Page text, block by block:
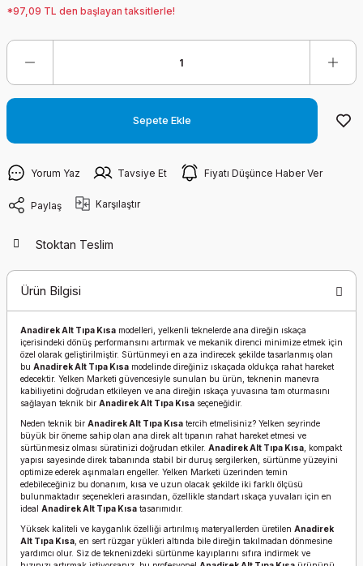
*97,09 TL den başlayan taksitlerle!
Sepete Ekle
Yorum Yaz Tavsiye Et Fiyatı Düşünce Haber Ver
Paylaş Karşılaştır
Stoktan Teslim
Ürün Bilgisi
Anadirek Alt Tıpa Kısa modelleri, yelkenli teknelerde ana direğin ıskaça
içerisindeki dönüş performansını artırmak ve mekanik direnci minimize etmek için
özel olarak geliştirilmiştir. Sürtünmeyi en aza indirecek şekilde tasarlanmış olan
bu Anadirek Alt Tıpa Kısa modelinde direğiniz ıskaçada oldukça rahat hareket
edecektir. Yelken Marketi güvencesiyle sunulan bu ürün, teknenin manevra
kabiliyetini doğrudan etkileyen ve ana direğin ıskaça yuvasına tam oturmasını
sağlayan teknik bir Anadirek Alt Tıpa Kısa seçeneğidir.
Neden teknik bir Anadirek Alt Tıpa Kısa tercih etmelisiniz? Yelken seyrinde
büyük bir öneme sahip olan ana direk alt tıpanın rahat hareket etmesi ve
sürtünmesiz olması süratinizi doğrudan etkiler. Anadirek Alt Tıpa Kısa , kompakt
yapısı sayesinde direk tabanında stabil bir duruş sergilerken, sürtünme yüzeyini
optimize ederek aşınmaları engeller. Yelken Marketi üzerinden temin
edebileceğiniz bu donanım, kısa ve uzun olacak şekilde iki farklı ölçüsü
bulunmaktadır seçenekleri arasından, özellikle standart ıskaça yuvaları için en
ideal Anadirek Alt Tıpa Kısa tasarımıdır.
Yüksek kaliteli ve kayganlık özelliği artırılmış materyallerden üretilen Anadirek
Alt Tıpa Kısa , en sert rüzgar yükleri altında bile direğin takılmadan dönmesine
yardımcı olur. Siz de teknenizdeki sürtünme kayıplarını sıfıra indirmek ve